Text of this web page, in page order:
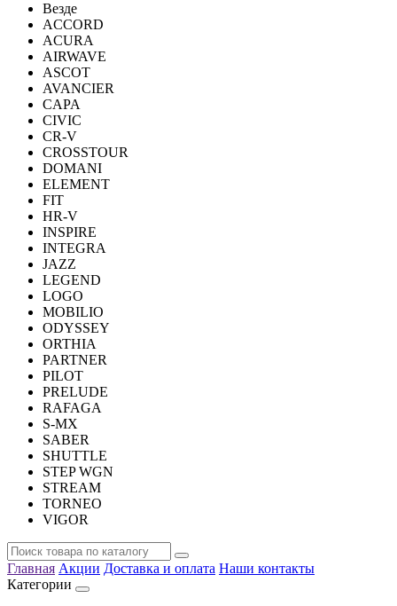
Везде
ACCORD
ACURA
AIRWAVE
ASCOT
AVANCIER
CAPA
CIVIC
CR-V
CROSSTOUR
DOMANI
ELEMENT
FIT
HR-V
INSPIRE
INTEGRA
JAZZ
LEGEND
LOGO
MOBILIO
ODYSSEY
ORTHIA
PARTNER
PILOT
PRELUDE
RAFAGA
S-MX
SABER
SHUTTLE
STEP WGN
STREAM
TORNEO
VIGOR
Главная Акции Доставка и оплата Наши контакты
Категории